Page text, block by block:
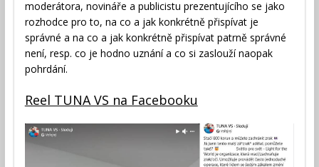
moderátora, novináře a publicistu prezentujícího se jako
rozhodce pro to, na co a jak konkrétně přispívat je
správné a na co a jak konkrétně přispívat patrně správné
není, resp. co je hodno uznání a co si zaslouží naopak
pohrdání.
Reel TUNA VS na Facebooku